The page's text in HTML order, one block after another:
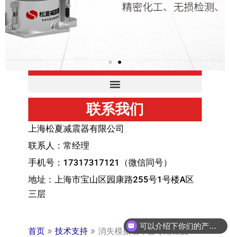
产品分类
联系我们
上海松夏减震器有限公司
联系人：常经理
手机号：17317317121（微信同号）
地址：上海市宝山区园康路255号1号楼A区
三层
首页 » 技术支持 » 消失模振动平台专用松夏
可以介绍下你们的产品么？